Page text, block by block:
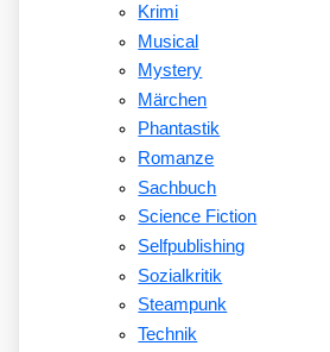
Krimi
Musical
Mystery
Märchen
Phantastik
Romanze
Sachbuch
Science Fiction
Selfpublishing
Sozialkritik
Steampunk
Technik